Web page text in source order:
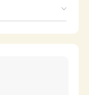
す。鶴は優雅で気
のある豪華な一枚